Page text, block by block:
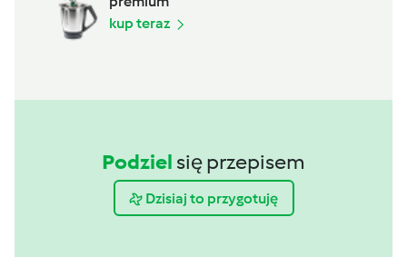
kup teraz
Podziel się przepisem
Dzisiaj to przygotuję